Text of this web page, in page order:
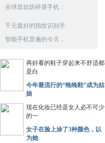
全球首款防碎屏手机：
千元最好的指纹识别手
智能手机普遍的今天，
再好看的鞋子穿起来不舒适都
是白
今年最流行的“晚晚鞋”成为姑
娘
现在化妆已经是女人必不可少
的一
女子在脸上涂了3种颜色，以
为她